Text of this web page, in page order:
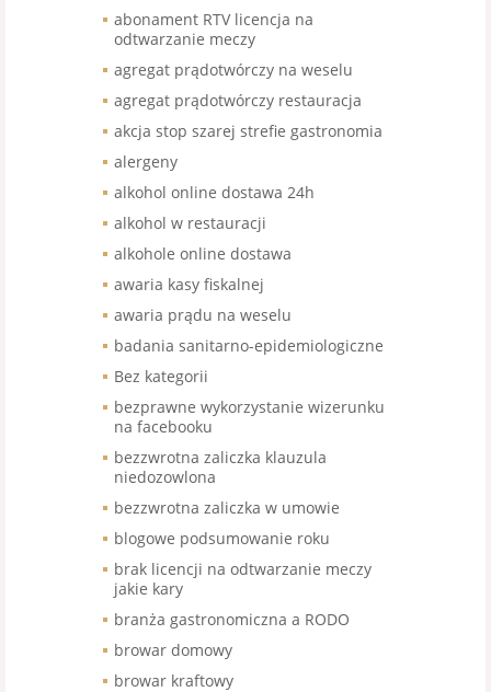
abonament RTV licencja na
odtwarzanie meczy
agregat prądotwórczy na weselu
agregat prądotwórczy restauracja
akcja stop szarej strefie gastronomia
alergeny
alkohol online dostawa 24h
alkohol w restauracji
alkohole online dostawa
awaria kasy fiskalnej
awaria prądu na weselu
badania sanitarno-epidemiologiczne
Bez kategorii
bezprawne wykorzystanie wizerunku
na facebooku
bezzwrotna zaliczka klauzula
niedozowlona
bezzwrotna zaliczka w umowie
blogowe podsumowanie roku
brak licencji na odtwarzanie meczy
jakie kary
branża gastronomiczna a RODO
browar domowy
browar kraftowy